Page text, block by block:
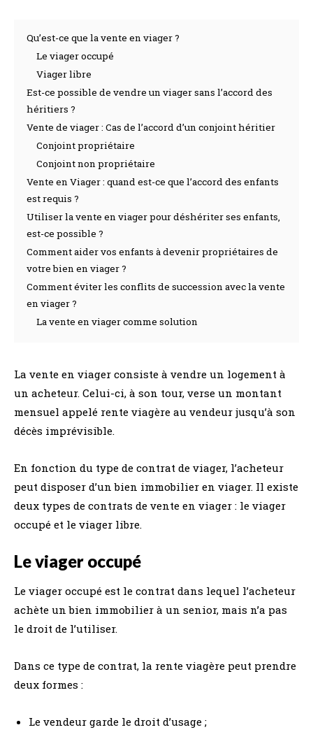
Qu’est-ce que la vente en viager ?
Le viager occupé
Viager libre
Est-ce possible de vendre un viager sans l’accord des
héritiers ?
Vente de viager : Cas de l’accord d’un conjoint héritier
Conjoint propriétaire
Conjoint non propriétaire
Vente en Viager : quand est-ce que l’accord des enfants
est requis ?
Utiliser la vente en viager pour déshériter ses enfants,
est-ce possible ?
Comment aider vos enfants à devenir propriétaires de
votre bien en viager ?
Comment éviter les conflits de succession avec la vente
en viager ?
La vente en viager comme solution
La vente en viager consiste à vendre un logement à
un acheteur. Celui-ci, à son tour, verse un montant
mensuel appelé rente viagère au vendeur jusqu’à son
décès imprévisible.
En fonction du type de contrat de viager, l’acheteur
peut disposer d’un bien immobilier en viager. Il existe
deux types de contrats de vente en viager : le viager
occupé et le viager libre.
Le viager occupé
Le viager occupé est le contrat dans lequel l’acheteur
achète un bien immobilier à un senior, mais n’a pas
le droit de l’utiliser.
Dans ce type de contrat, la rente viagère peut prendre
deux formes :
Le vendeur garde le droit d’usage ;